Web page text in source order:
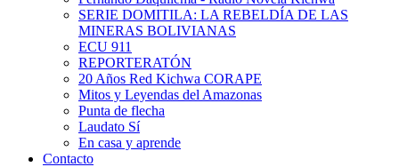
SERIE DOMITILA: LA REBELDÍA DE LAS
MINERAS BOLIVIANAS
ECU 911
REPORTERATÓN
20 Años Red Kichwa CORAPE
Mitos y Leyendas del Amazonas
Punta de flecha
Laudato Sí
En casa y aprende
Contacto